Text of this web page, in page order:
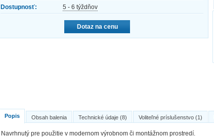
Dostupnosť:
5 - 6 týždňov
Dotaz na cenu
Popis Obsah balenia Technické údaje (8) Voliteľné príslušenstvo (1)
Navrhnutý pre použitie v modernom výrobnom či montážnom prostredí.